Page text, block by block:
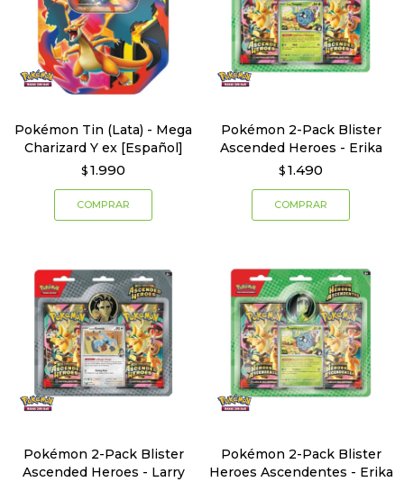
Pokémon Tin (Lata) - Mega
Charizard Y ex [Español]
$ 1.990
Pokémon 2-Pack Blister
Ascended Heroes - Erika
$ 1.490
Pokémon 2-Pack Blister
Ascended Heroes - Larry
Pokémon 2-Pack Blister
Heroes Ascendentes - Erika